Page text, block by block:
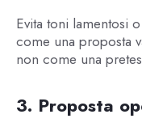
Evita toni lamentosi
come una proposta
non come una
3. Proposta